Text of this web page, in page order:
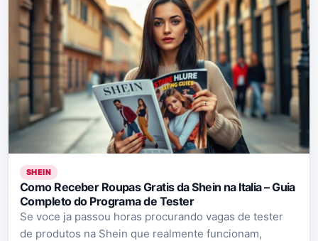
SHEIN
Como Receber Roupas Gratis da Shein na Italia – Guia
Completo do Programa de Tester
Se voce ja passou horas procurando vagas de tester
de produtos na Shein que realmente funcionam,